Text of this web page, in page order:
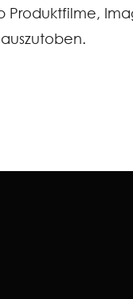
Produktfilme,